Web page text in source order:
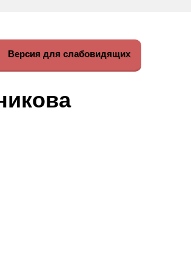
Версия для слабовидящих